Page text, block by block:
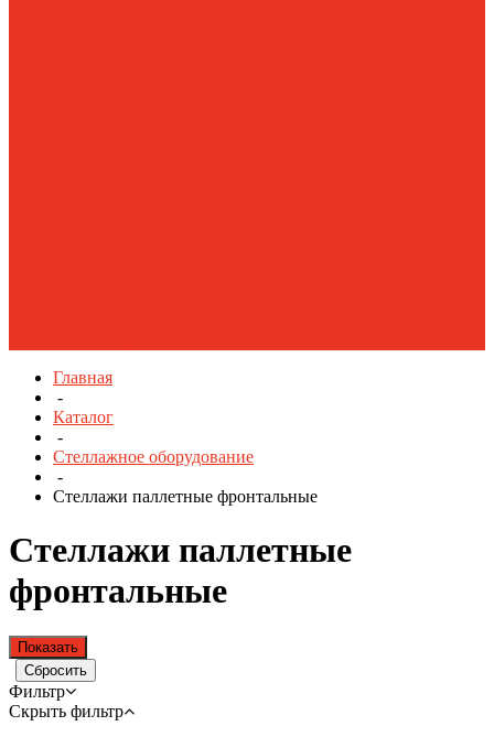
Главная
-
Каталог
-
Стеллажное оборудование
-
Стеллажи паллетные фронтальные
Стеллажи паллетные
фронтальные
Фильтр
Скрыть фильтр